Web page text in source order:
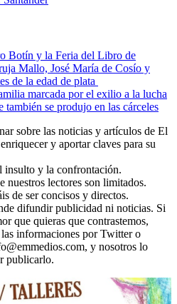
Botín y la Feria del Libro de
Mallo, José María de Cosío y
de la edad de plata
marcada por el exilio a la lucha
también se produjo en las cárceles
sobre las noticias y artículos de El
y aportar claves para su
insulto y la confrontación.
nuestros lectores son limitados.
de ser concisos y directos.
difundir publicidad ni noticias. Si
que quieras que contrastemos,
informaciones por Twitter o
y nosotros lo
publicarlo.